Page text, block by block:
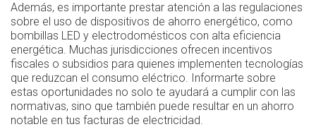
Además, es importante prestar atención a las regulaciones
sobre el uso de dispositivos de ahorro energético, como
bombillas LED y electrodomésticos con alta eficiencia
energética. Muchas jurisdicciones ofrecen incentivos
fiscales o subsidios para quienes implementen tecnologías
que reduzcan el consumo eléctrico. Informarte sobre
estas oportunidades no solo te ayudará a cumplir con las
normativas, sino que también puede resultar en un ahorro
notable en tus facturas de electricidad.